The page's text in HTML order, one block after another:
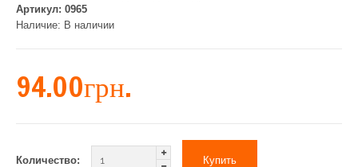
Артикул: 0965
Наличие: В наличии
94.00грн.
Количество: